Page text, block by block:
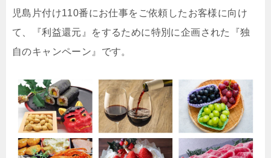
児島片付け110番にお仕事をご依頼したお客様に向け
て、『利益還元』をするために特別に企画された『独
自のキャンペーン』です。